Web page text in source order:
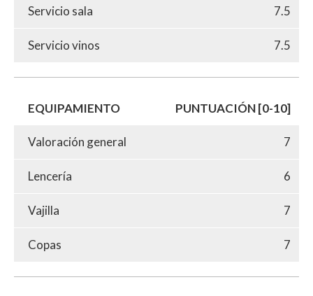
Servicio sala 7.5
Servicio vinos 7.5
EQUIPAMIENTO PUNTUACIÓN [0-10]
Valoración general 7
Lencería 6
Vajilla 7
Copas 7